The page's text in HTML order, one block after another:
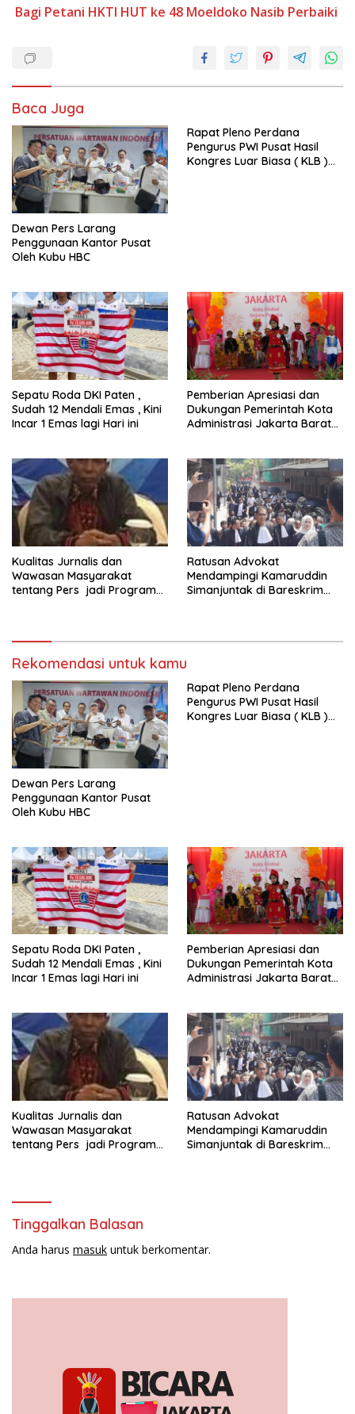
Bagi Petani HKTI HUT ke 48 Moeldoko Nasib Perbaiki
Baca Juga
Dewan Pers Larang
Penggunaan Kantor Pusat
Oleh Kubu HBC
Rapat Pleno Perdana
Pengurus PWI Pusat Hasil
Kongres Luar Biasa ( KLB )
Sepatu Roda DKI Paten ,
Sudah 12 Mendali Emas , Kini
Incar 1 Emas lagi Hari ini
Pemberian Apresiasi dan
Dukungan Pemerintah Kota
Administrasi Jakarta Barat
Jelajah Sahabat Perempuan
dan Anak ( SAPA )
Kualitas Jurnalis dan
Wawasan Masyarakat
tentang Pers jadi Program
Ratusan Advokat
Mendampingi Kamaruddin
Simanjuntak di Bareskrim
Rekomendasi untuk kamu
Dewan Pers Larang
Penggunaan Kantor Pusat
Oleh Kubu HBC
Rapat Pleno Perdana
Pengurus PWI Pusat Hasil
Kongres Luar Biasa ( KLB )
Sepatu Roda DKI Paten ,
Sudah 12 Mendali Emas , Kini
Incar 1 Emas lagi Hari ini
Pemberian Apresiasi dan
Dukungan Pemerintah Kota
Administrasi Jakarta Barat
Jelajah Sahabat Perempuan
dan Anak ( SAPA )
Kualitas Jurnalis dan
Wawasan Masyarakat
tentang Pers jadi Program
Ratusan Advokat
Mendampingi Kamaruddin
Simanjuntak di Bareskrim
Tinggalkan Balasan
Anda harus masuk untuk berkomentar.